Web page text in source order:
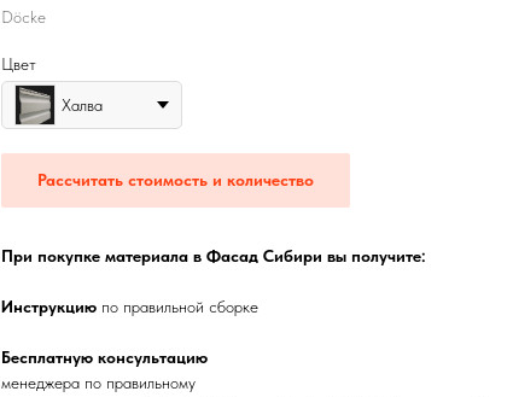
Dӧcke
Цвет
Халва
Рассчитать стоимость и количество
При покупке материала в Фасад Сибири вы получите:
Инструкцию по правильной сборке
Бесплатную консультацию
менеджера по правильному